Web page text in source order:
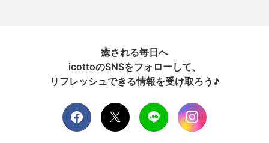
癒される毎日へ
icottoのSNSをフォローして、
リフレッシュできる情報を受け取ろう♪